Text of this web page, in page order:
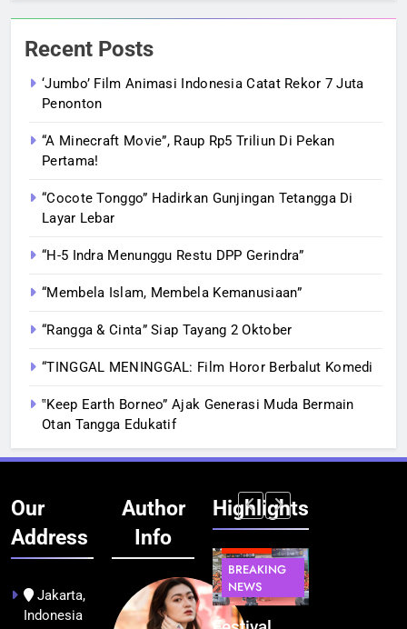
Recent Posts
‘Jumbo’ Film Animasi Indonesia Catat Rekor 7 Juta
Penonton
“A Minecraft Movie”, Raup Rp5 Triliun Di Pekan
Pertama!
“Cocote Tonggo” Hadirkan Gunjingan Tetangga Di
Layar Lebar
“H-5 Indra Menunggu Restu DPP Gerindra”
“Membela Islam, Membela Kemanusiaan”
“Rangga & Cinta” Siap Tayang 2 Oktober
“TINGGAL MENINGGAL: Film Horor Berbalut Komedi
‟Keep Earth Borneo” Ajak Generasi Muda Bermain
Otan Tangga Edukatif
Our
Address
Jakarta,
Indonesia
Author
Info
Highlights
BERITA
NEWS
INFRASTRUKTUR
TEKNOLOGI
BREAKING
NEWS